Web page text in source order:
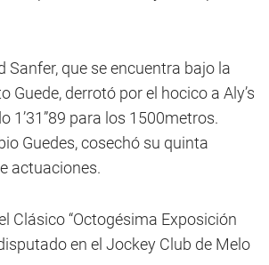
Sanfer, que se encuentra bajo la
Guede, derrotó por el hocico a Aly’s
1’31”89 para los 1500metros.
Guedes, cosechó su quinta
actuaciones.
Clásico “Octogésima Exposición
en el Jockey Club de Melo